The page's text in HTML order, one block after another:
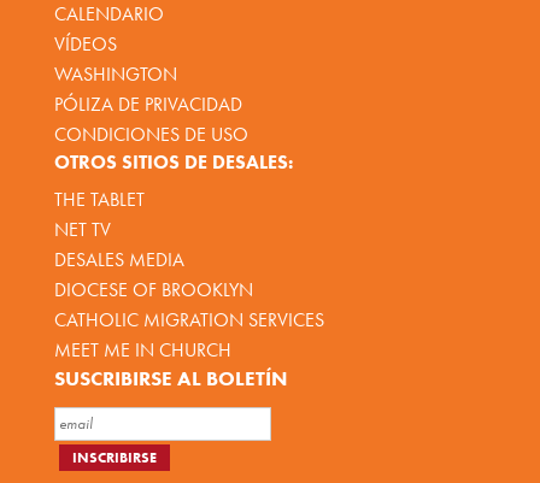
CALENDARIO
VÍDEOS
WASHINGTON
PÓLIZA DE PRIVACIDAD
CONDICIONES DE USO
OTROS SITIOS DE DESALES:
THE TABLET
NET TV
DESALES MEDIA
DIOCESE OF BROOKLYN
CATHOLIC MIGRATION SERVICES
MEET ME IN CHURCH
SUSCRIBIRSE AL BOLETÍN